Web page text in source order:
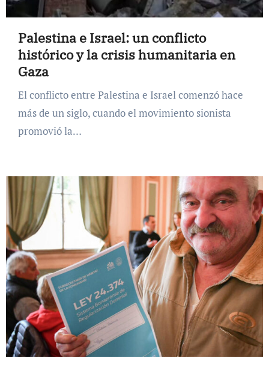
Palestina e Israel: un conflicto
histórico y la crisis humanitaria en
Gaza
El conflicto entre Palestina e Israel comenzó hace
más de un siglo, cuando el movimiento sionista
promovió la…